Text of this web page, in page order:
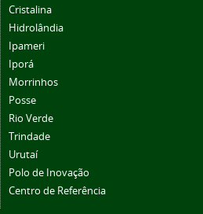
Cristalina
Hidrolândia
Ipameri
Iporá
Morrinhos
Posse
Rio Verde
Trindade
Urutaí
Polo de Inovação
Centro de Referência